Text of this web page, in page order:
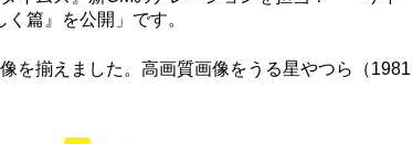
篇』を公開」です。
を揃えました。高画質画像をうる星やつら（1981